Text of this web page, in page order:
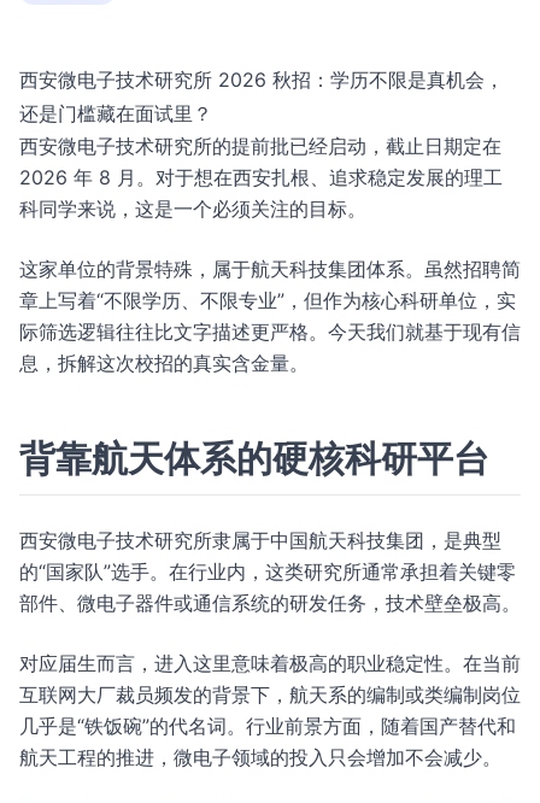
西安微电子技术研究所 2026 秋招：学历不限是真机会，
还是门槛藏在面试里？
西安微电子技术研究所的提前批已经启动，截止日期定在
2026 年 8 月。对于想在西安扎根、追求稳定发展的理工
科同学来说，这是一个必须关注的目标。
这家单位的背景特殊，属于航天科技集团体系。虽然招聘简
章上写着“不限学历、不限专业”，但作为核心科研单位，实
际筛选逻辑往往比文字描述更严格。今天我们就基于现有信
息，拆解这次校招的真实含金量。
背靠航天体系的硬核科研平台
西安微电子技术研究所隶属于中国航天科技集团，是典型
的“国家队”选手。在行业内，这类研究所通常承担着关键零
部件、微电子器件或通信系统的研发任务，技术壁垒极高。
对应届生而言，进入这里意味着极高的职业稳定性。在当前
互联网大厂裁员频发的背景下，航天系的编制或类编制岗位
几乎是“铁饭碗”的代名词。行业前景方面，随着国产替代和
航天工程的推进，微电子领域的投入只会增加不会减少。